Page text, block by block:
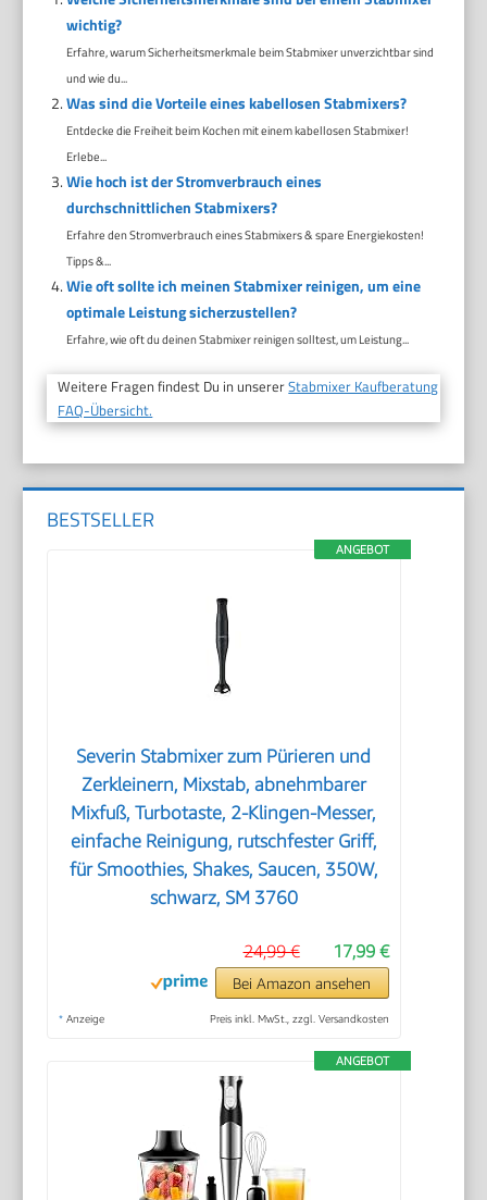
wichtig?
Erfahre, warum Sicherheitsmerkmale beim Stabmixer unverzichtbar sind
und wie du...
Was sind die Vorteile eines kabellosen Stabmixers?
Entdecke die Freiheit beim Kochen mit einem kabellosen Stabmixer!
Erlebe...
Wie hoch ist der Stromverbrauch eines
durchschnittlichen Stabmixers?
Erfahre den Stromverbrauch eines Stabmixers & spare Energiekosten!
Tipps &...
Wie oft sollte ich meinen Stabmixer reinigen, um eine
optimale Leistung sicherzustellen?
Erfahre, wie oft du deinen Stabmixer reinigen solltest, um Leistung...
Weitere Fragen findest Du in unsererStabmixer Kaufberatung
FAQ-Übersicht.
BESTSELLER
ANGEBOT
Severin Stabmixer zum Pürieren und
Zerkleinern, Mixstab, abnehmbarer
Mixfuß, Turbotaste, 2-Klingen-Messer,
einfache Reinigung, rutschfester Griff,
für Smoothies, Shakes, Saucen, 350W,
schwarz, SM 3760
17,99 €
24,99 €
Bei Amazon ansehen
* Anzeige Preis inkl. MwSt., zzgl. Versandkosten
ANGEBOT